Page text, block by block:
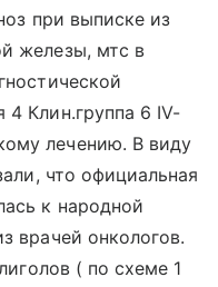
при выписке из
железы, мтс в
4 Клин.группа 6 IV-
лечению. В виду
что официальная
к народной
врачей онкологов.
( по схеме 1